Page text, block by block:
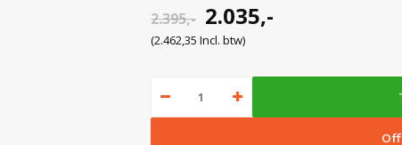
2.395,- 2.035,-
(2.462,35 Incl. btw)